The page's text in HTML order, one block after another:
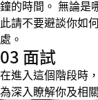
鐘的時間。 無論是
此請不要避談你如
處。
03 面試
在進入這個階段時
為深入瞭解你及相